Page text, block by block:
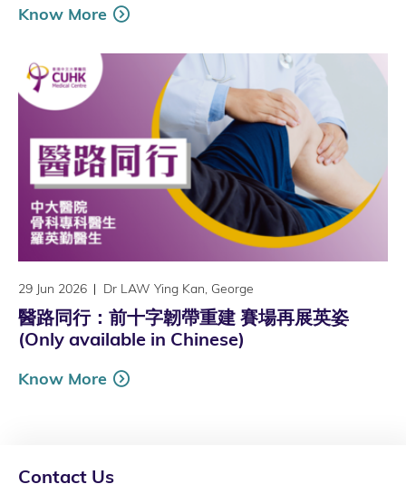
Know More
29 Jun 2026 Dr LAW Ying Kan, George
醫路同行：前十字韌帶重建 賽場再展英姿
(Only available in Chinese)
Know More
Contact Us